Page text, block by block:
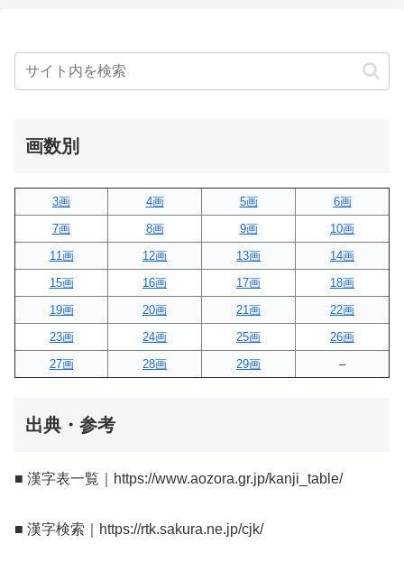
画数別
3画 4画 5画
6画
7画
8画 9画
10画
11画
12画 13画
14画
15画
16画 17画
18画
19画
20画 21画
22画
23画
24画 25画
26画
27画
28画 29画 –
出典・参考
■ 漢字表一覧｜https://www.aozora.gr.jp/kanji_table/
■ 漢字検索｜https://rtk.sakura.ne.jp/cjk/